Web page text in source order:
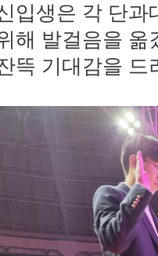
입생은 각 단과
해 발걸음을 옮
뜩 기대감을